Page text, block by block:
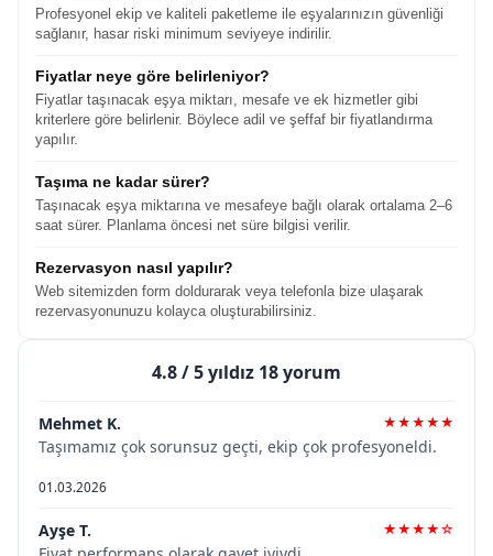
Profesyonel ekip ve kaliteli paketleme ile eşyalarınızın güvenliği
sağlanır, hasar riski minimum seviyeye indirilir.
Fiyatlar neye göre belirleniyor?
Fiyatlar taşınacak eşya miktarı, mesafe ve ek hizmetler gibi
kriterlere göre belirlenir. Böylece adil ve şeffaf bir fiyatlandırma
yapılır.
Taşıma ne kadar sürer?
Taşınacak eşya miktarına ve mesafeye bağlı olarak ortalama 2–6
saat sürer. Planlama öncesi net süre bilgisi verilir.
Rezervasyon nasıl yapılır?
Web sitemizden form doldurarak veya telefonla bize ulaşarak
rezervasyonunuzu kolayca oluşturabilirsiniz.
4.8/ 5 yıldız 18 yorum
Mehmet K. ★★★★★
Taşımamız çok sorunsuz geçti, ekip çok profesyoneldi.
01.03.2026
Ayşe T. ★★★★☆